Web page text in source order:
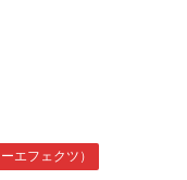
エフェクツ）